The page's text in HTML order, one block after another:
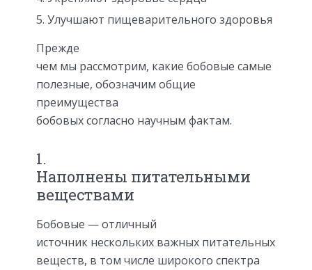
Улучшают пищеварительного здоровья
Прежде
чем мы рассмотрим, какие бобовые самые
полезные, обозначим общие
преимущества
бобовых согласно научным фактам.
1.
Наполнены питательными
веществами
Бобовые — отличный
источник нескольких важных питательных
веществ, в том числе широкого спектра